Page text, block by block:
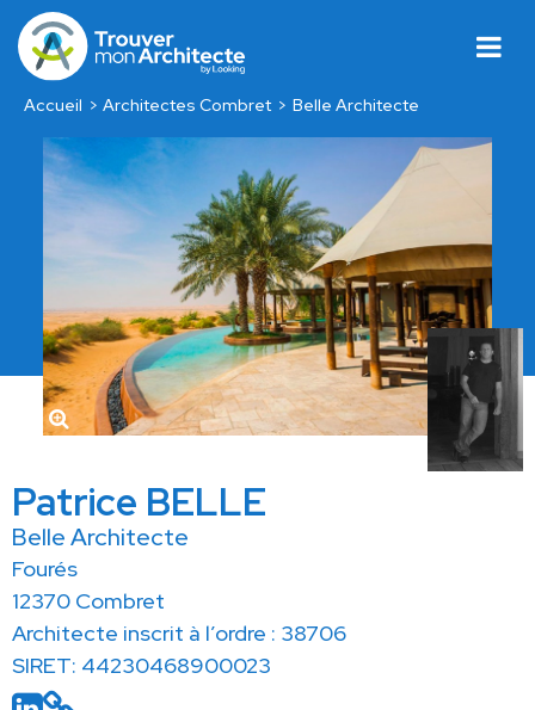
Accueil Architectes Combret Belle Architecte
Patrice BELLE
Belle Architecte
Fourés
12370 Combret
Architecte inscrit à l’ordre : 38706
SIRET: 44230468900023